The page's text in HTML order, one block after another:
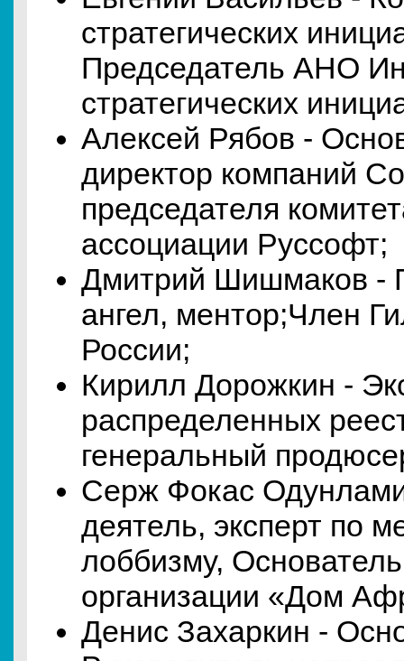
стратегических
Председатель АНО
стратегических
Алексей Рябов -
директор компаний
председателя
ассоциации Руссофт;
Дмитрий Шишмаков -
ангел, ментор;Член
России;
Кирилл Дорожкин -
распределенных
генеральный
Серж Фокас
деятель, эксперт по
лоббизму,
организации «Дом
Денис Захаркин -